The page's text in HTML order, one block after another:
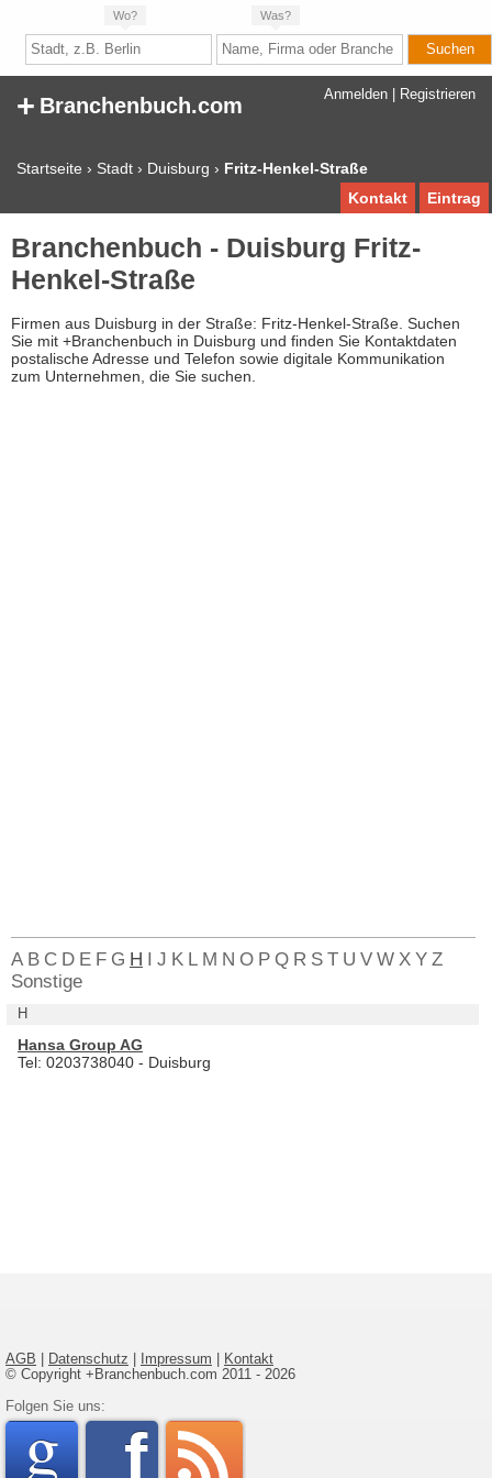
Wo? Was?
Anmelden Registrieren
+ Branchenbuch.com
Startseite › Stadt › Duisburg › Fritz-Henkel-Straße
Eintrag
Kontakt
Branchenbuch - Duisburg Fritz-
Henkel-Straße
Firmen aus Duisburg in der Straße: Fritz-Henkel-Straße. Suchen
Sie mit +Branchenbuch in Duisburg und finden Sie Kontaktdaten
postalische Adresse und Telefon sowie digitale Kommunikation
zum Unternehmen, die Sie suchen.
A B C D E F G H I J K L M N O P Q R S T U V W X Y Z
Sonstige
H
Hansa Group AG
Tel: 0203738040 - Duisburg
AGB Datenschutz Impressum
Kontakt
© Copyright +Branchenbuch.com 2011 - 2026
Folgen Sie uns:
google